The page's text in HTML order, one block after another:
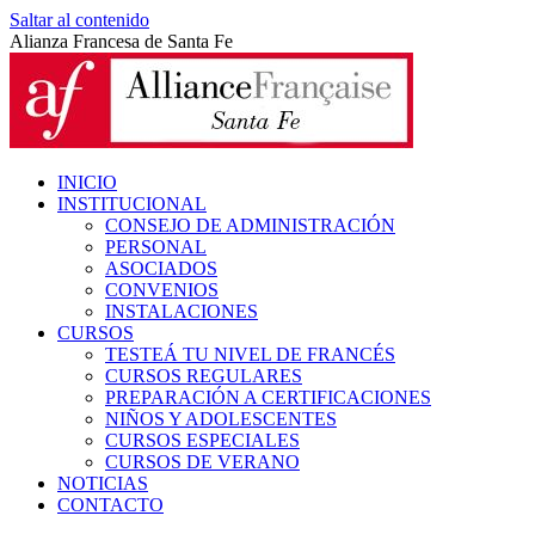
Saltar al contenido
Alianza Francesa de Santa Fe
INICIO
INSTITUCIONAL
CONSEJO DE ADMINISTRACIÓN
PERSONAL
ASOCIADOS
CONVENIOS
INSTALACIONES
CURSOS
TESTEÁ TU NIVEL DE FRANCÉS
CURSOS REGULARES
PREPARACIÓN A CERTIFICACIONES
NIÑOS Y ADOLESCENTES
CURSOS ESPECIALES
CURSOS DE VERANO
NOTICIAS
CONTACTO